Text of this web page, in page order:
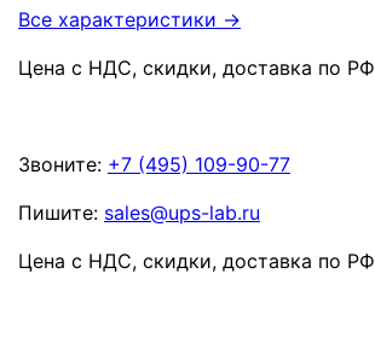
Все характеристики →
Цена с НДС, скидки, доставка по РФ
Звоните: +7 (495) 109-90-77
Пишите: sales@ups-lab.ru
Цена с НДС, скидки, доставка по РФ